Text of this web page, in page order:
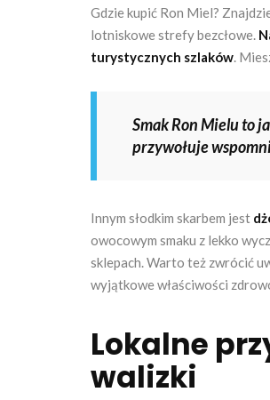
Gdzie kupić Ron Miel?
lotniskowe strefy bezcłowe.
turystycznych szlaków.
Smak Ron Mielu to
przywołuje
Innym słodkim skarbem jest
owocowym smaku z lekko
sklepach. Warto też zwrócić
wyjątkowe właściwości
Lokalne
walizki